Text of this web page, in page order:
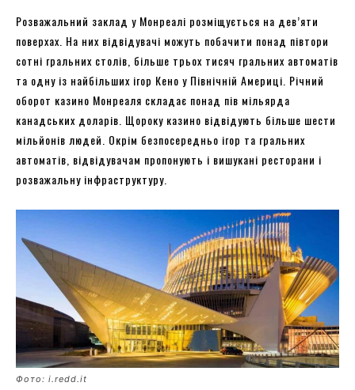
Розважальний заклад у Монреалі розміщується на дев’яти
поверхах. На них відвідувачі можуть побачити понад півтори
сотні гральних столів, більше трьох тисяч гральних автоматів
та одну із найбільших ігор Кено у Північній Америці. Річний
оборот казино Монреаля складає понад пів мільярда
канадських доларів. Щороку казино відвідують більше шести
мільйонів людей. Окрім безпосередньо ігор та гральних
автоматів, відвідувачам пропонують і вишукані ресторани і
розважальну інфраструктуру.
Фото: i.redd.it